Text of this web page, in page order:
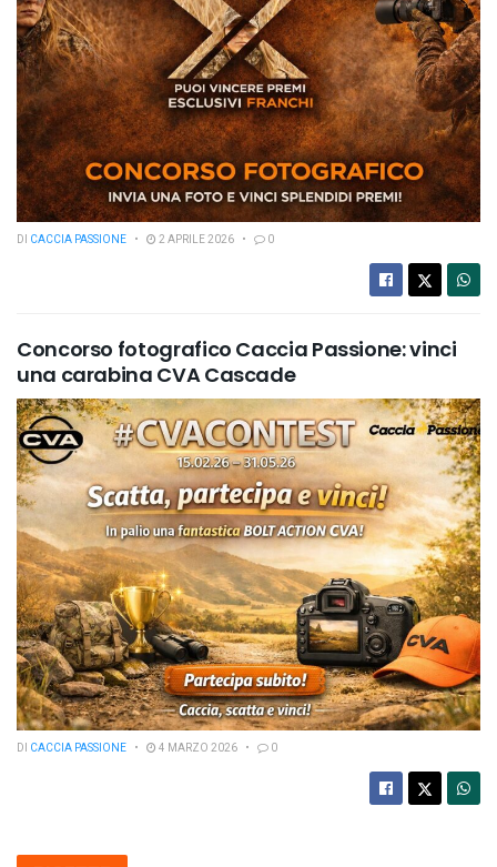
DI CACCIA PASSIONE 2 APRILE 2026 0
Concorso fotografico Caccia Passione: vinci
una carabina CVA Cascade
DI CACCIA PASSIONE 4 MARZO 2026 0